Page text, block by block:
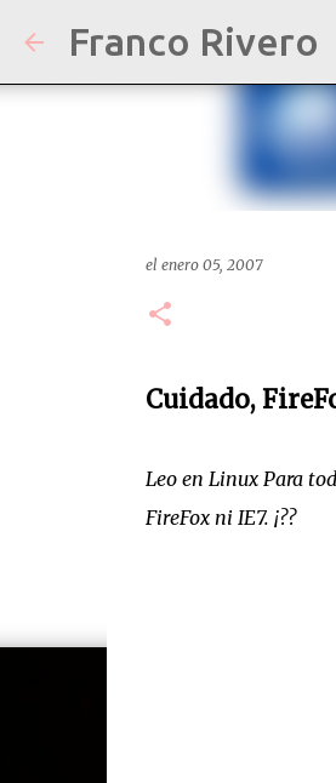
Franco Rivero
el enero 05, 2007
Cuidado,
Leo en Linux Para
FireFox ni IE7. ¡??